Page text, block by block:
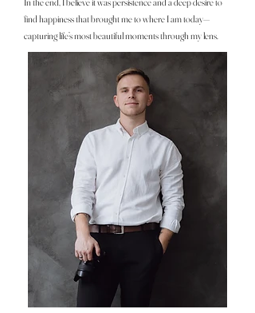
find happiness that brought me to where I am today—
capturing life’s most beautiful moments through my lens.